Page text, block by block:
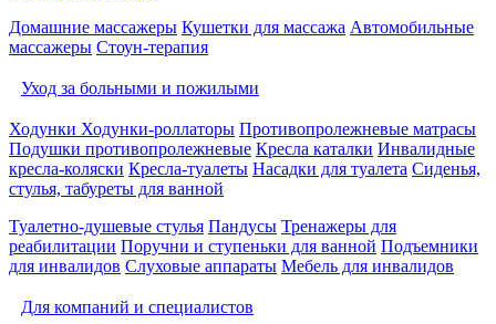
Домашние массажеры Кушетки для массажа Автомобильные
массажеры Стоун-терапия
Уход за больными и пожилыми
Ходунки Ходунки-роллаторы Противопролежневые матрасы
Подушки противопролежневые Кресла каталки Инвалидные
кресла-коляски Кресла-туалеты Насадки для туалета Сиденья,
стулья, табуреты для ванной
Туалетно-душевые стулья Пандусы Тренажеры для
реабилитации Поручни и ступеньки для ванной Подъемники
для инвалидов Слуховые аппараты Мебель для инвалидов
Для компаний и специалистов